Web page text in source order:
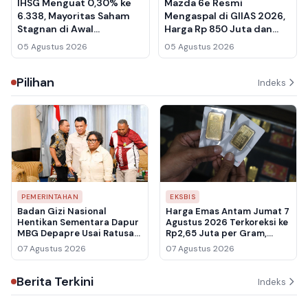
IHSG Menguat 0,30% ke
6.338, Mayoritas Saham
Stagnan di Awal
Perdagangan
05 Agustus 2026
Mazda 6e Resmi
Mengaspal di GIIAS 2026,
Harga Rp 850 Juta dan
Gelar Desain Dunia
05 Agustus 2026
Pilihan Indeks
PEMERINTAHAN
Badan Gizi Nasional
Hentikan Sementara Dapur
MBG Depapre Usai Ratusan
Pelajar Keracunan
07 Agustus 2026
EKSBIS
Harga Emas Antam Jumat 7
Agustus 2026 Terkoreksi ke
Rp2,65 Juta per Gram,
Buyback Ikut Melemah ke
Rp2,461 Juta
07 Agustus 2026
Berita Terkini Indeks